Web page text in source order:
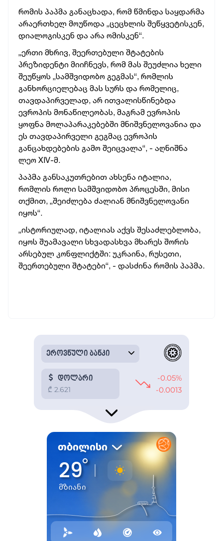
რომის პაპმა განაცხადა, რომ წმინდა საყდარმა
არაერთხელ მოუწოდა „ცეცხლის შეწყვეტისკენ,
დიალოგისკენ და არა ომისკენ“.
„ერთი მხრივ, შეერთებული შტატების
პრეზიდენტი მიიჩნევს, რომ მას შეუძლია ხელი
შეუწყოს „სამშვიდობო გეგმას“, რომლის
განხორციელებაც მას სურს და რომელიც,
თავდაპირველად, არ ითვალისწინებდა
ევროპის მონაწილეობას, მაგრამ ევროპის
ყოფნა მოლაპარაკებებში მნიშვნელოვანია და
ეს თავდაპირველი გეგმაც ევროპის
განცახდებების გამო შეიცვალა“, - აღნიშნა
ლეო XIV-მ.
პაპმა განსაკუთრებით ახსენა იტალია,
რომლის როლი სამშვიდობო პროცესში, მისი
თქმით, „შეიძლება ძალიან მნიშვნელოვანი
იყოს“.
„ისტორიულად, იტალიას აქვს შესაძლებლობა,
იყოს შუამავალი სხვადასხვა მხარეს შორის
არსებულ კონფლიქტში: უკრაინა, რუსეთი,
შეერთებული შტატები“, - დასძინა რომის პაპმა.